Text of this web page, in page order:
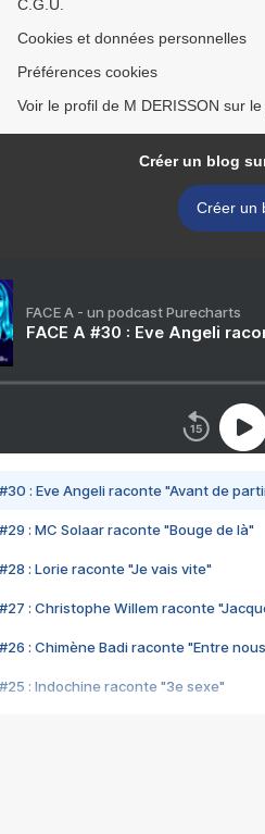
C.G.U.
Cookies et données personnelles
Préférences cookies
Voir le profil de M DERISSON sur
Créer un blog
Créer un
FACE A - un podcast Purecharts
FACE A #30 : Eve Angeli
#30 : Eve Angeli raconte "Avant de
#29 : MC Solaar raconte "Bouge de là"
#28 : Lorie raconte "Je vais vite"
#27 : Christophe Willem raconte
#26 : Chimène Badi raconte "Entre
#25 : Indochine raconte "3e sexe"